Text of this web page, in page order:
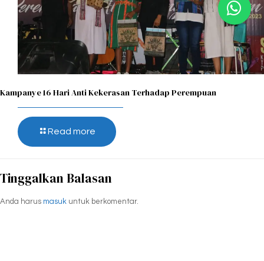
Kampanye 16 Hari Anti Kekerasan Terhadap Perempuan
Read more
Tinggalkan Balasan
Anda harus masuk untuk berkomentar.